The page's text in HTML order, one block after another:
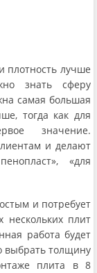
лучше
знать сферу
самая большая
тогда как для
значение.
и делают
«для
и потребует
нескольких плит
работа будет
выбрать толщину
плита в 8